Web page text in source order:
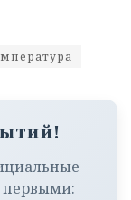
первыми: